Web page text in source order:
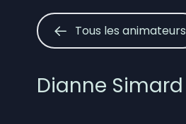
Tous les animateurs
Dianne Simard